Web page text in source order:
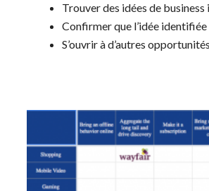
Trouver des idées de business
Confirmer que l’idée
S’ouvrir à d’autres